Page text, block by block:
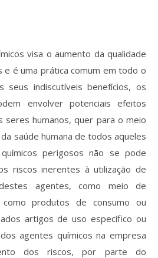
previamente publicadas
publicitar na nossa revista
adicionais
da Revista
técnica
visa o aumento da qualidade
e é uma prática comum em todo o
seus indiscutíveis benefícios, os
envolver potenciais efeitos
seres humanos, quer para o meio
saúde humana de todos aqueles
perigosos não se pode
riscos inerentes à utilização de
agentes, como meio de
produtos de consumo ou
artigos de uso específico ou
agentes químicos na empresa
dos riscos, por parte do